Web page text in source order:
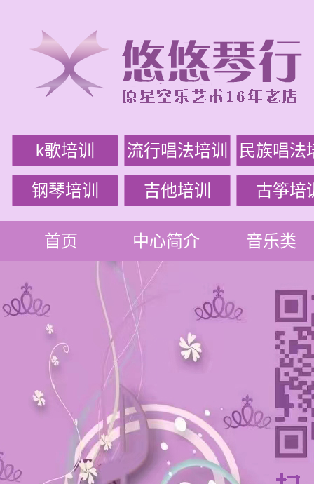
k歌培训 流行唱法培训 民族唱法
钢琴培训 吉他培训 古筝培
首页 中心简介 音乐类